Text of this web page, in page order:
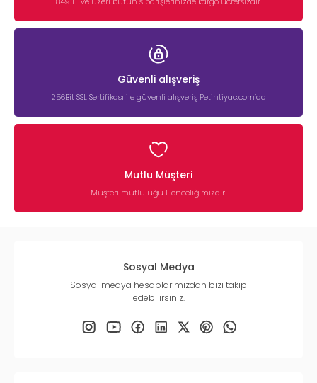
Güvenli alışveriş
256Bit SSL Sertifikası ile güvenli alışveriş Petihtiyac.com’da
Mutlu Müşteri
Müşteri mutluluğu 1. önceliğimizdir.
Sosyal Medya
Sosyal medya hesaplarımızdan bizi takip
edebilirsiniz.